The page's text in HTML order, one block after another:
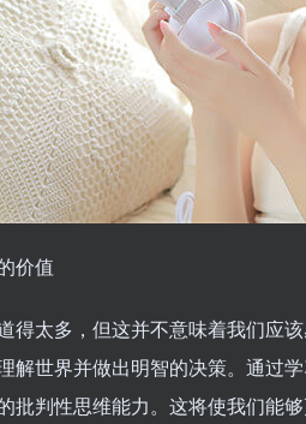
价值
得太多，但这并不意味着我们应
解世界并做出明智的决策。通过
批判性思维能力。这将使我们能